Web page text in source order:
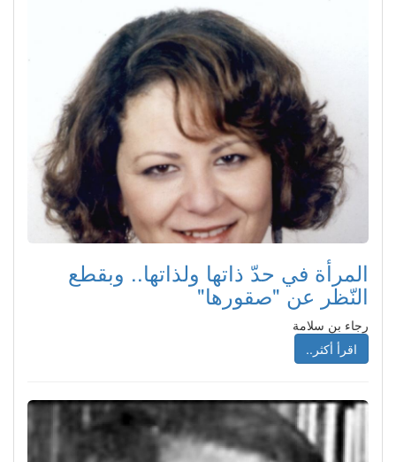
المرأة في حدّ ذاتها ولذاتها.. وبقطع
النّظر عن "صقورها"
رجاء بن سلامة
اقرأ أكثر..